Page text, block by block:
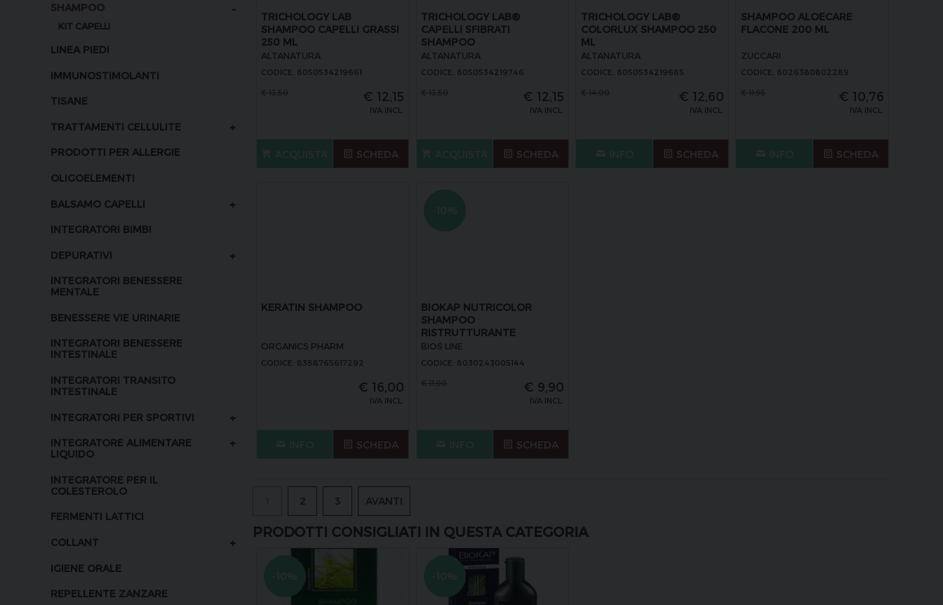
SHAMPOO -
KIT CAPELLI
LINEA PIEDI
IMMUNOSTIMOLANTI
TISANE
TRATTAMENTI CELLULITE +
PRODOTTI PER ALLERGIE
OLIGOELEMENTI
BALSAMO CAPELLI +
INTEGRATORI BIMBI
DEPURATIVI +
INTEGRATORI BENESSERE
MENTALE
BENESSERE VIE URINARIE
INTEGRATORI BENESSERE
INTESTINALE
INTEGRATORI TRANSITO
INTESTINALE
INTEGRATORI PER SPORTIVI +
INTEGRATORE ALIMENTARE
LIQUIDO
+
INTEGRATORE PER IL
COLESTEROLO
FERMENTI LATTICI
COLLANT +
IGIENE ORALE
REPELLENTE ZANZARE
TRICHOLOGY LAB
SHAMPOO CAPELLI GRASSI
250 ML
ALTANATURA
CODICE: 8050534219661
€ 12,15
IVA INCL.
SCHEDA
TRICHOLOGY LAB®
CAPELLI SFIBRATI
SHAMPOO
ALTANATURA
CODICE: 8050534219746
€ 12,15
IVA INCL.
SCHEDA
TRICHOLOGY LAB®
COLORLUX SHAMPOO 250
ML
ALTANATURA
CODICE: 8050534219685
€ 12,60
IVA INCL.
SCHEDA
SHAMPOO ALOECARE
FLACONE 200 ML
ZUCCARI
CODICE: 8026380802289
€ 10,76
IVA INCL.
SCHEDA
KERATIN SHAMPOO
ORGANICS PHARM
CODICE: 8388765617292
€ 16,00
IVA INCL.
SCHEDA
BIOKAP NUTRICOLOR
SHAMPOO
RISTRUTTURANTE
BIOS LINE
CODICE: 8030243005144
€ 9,90
IVA INCL.
SCHEDA
2 3 AVANTI
PRODOTTI CONSIGLIATI IN QUESTA CATEGORIA